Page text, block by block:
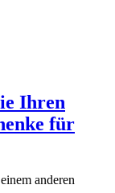
Ihren
für
anderen